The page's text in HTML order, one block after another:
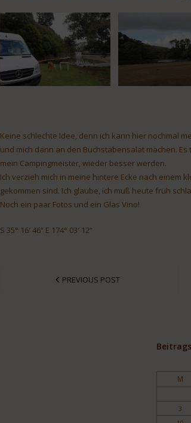
Keine schlechte Idee, denn ich kann hier nochmal
und mich dann an den Buchstabensalat machen.
mein Campingmeister, wieder besser werden.
Ich verzieh mich in meine hintere Ecke nach einem
gekommen sind. Ich glaube, ich muß heute früh
Noch ein paar Fotos und ein Glas Vino!
S 35° 16′ 46“ E 174° 03′ 12“
PREVIOUS POST
M
3